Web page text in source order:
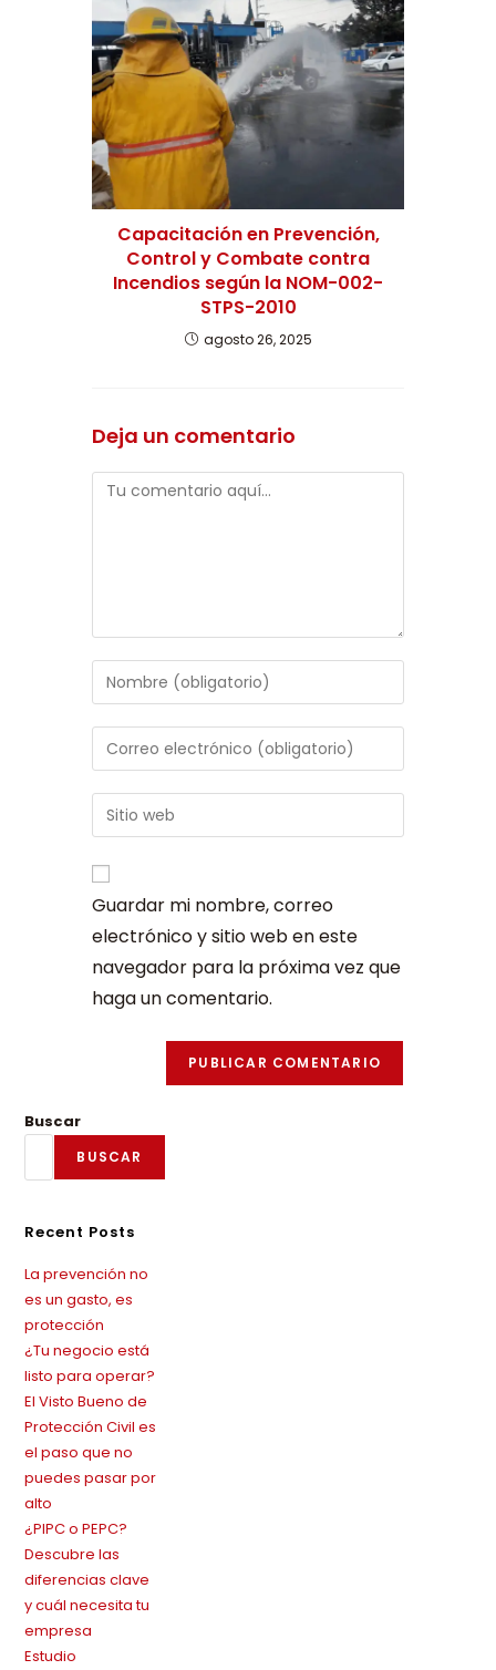
Capacitación en Prevención,
Control y Combate contra
Incendios según la NOM-002-
STPS-2010
agosto 26, 2025
Deja un comentario
Guardar mi nombre, correo
electrónico y sitio web en este
navegador para la próxima vez que
haga un comentario.
Buscar
BUSCAR
Recent Posts
La prevención no
es un gasto, es
protección
¿Tu negocio está
listo para operar?
El Visto Bueno de
Protección Civil es
el paso que no
puedes pasar por
alto
¿PIPC o PEPC?
Descubre las
diferencias clave
y cuál necesita tu
empresa
Estudio